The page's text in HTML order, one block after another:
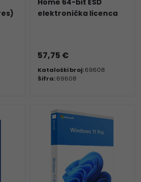
Home 64-bit ESD
elektronička licenca
57,75 €
Kataloški broj:69608
Šifra:69608